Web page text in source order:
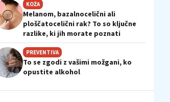
KOŽA
Melanom, bazalnocelični ali
ploščatocelični rak? To so ključne
razlike, ki jih morate poznati
PREVENTIVA
To se zgodi z vašimi možgani, ko
opustite alkohol